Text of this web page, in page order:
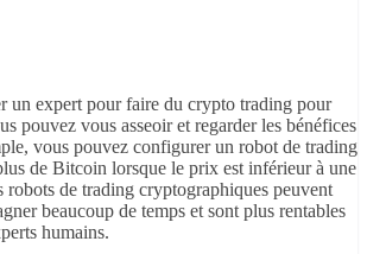
un expert pour faire du crypto trading pour
pouvez vous asseoir et regarder les bénéfices
vous pouvez configurer un robot de trading
de Bitcoin lorsque le prix est inférieur à une
de trading cryptographiques peuvent
beaucoup de temps et sont plus rentables
humains.